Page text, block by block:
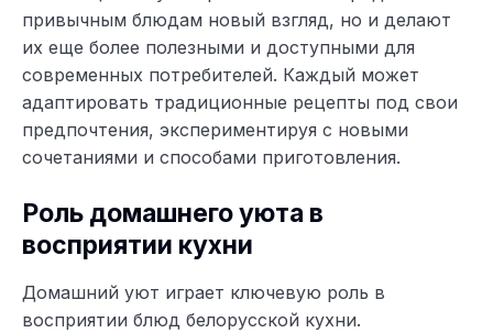
привычным блюдам новый взгляд, но и делают
их еще более полезными и доступными для
современных потребителей. Каждый может
адаптировать традиционные рецепты под свои
предпочтения, экспериментируя с новыми
сочетаниями и способами приготовления.
Роль домашнего уюта в
восприятии кухни
Домашний уют играет ключевую роль в
восприятии блюд белорусской кухни.